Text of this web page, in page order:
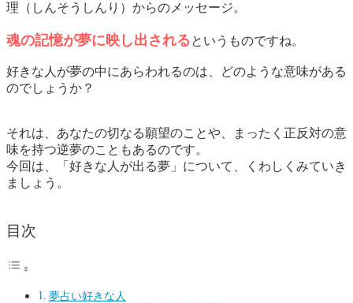
理（しんそうしんり）からのメッセージ。
魂の記憶が夢に映し出されるというものですね。
好きな人が夢の中にあらわれるのは、どのような意味がある
のでしょうか？
それは、あなたの切なる願望のことや、まったく正反対の意
味を持つ逆夢のこともあるのです。
今回は、「好きな人が出る夢」について、くわしくみていき
ましょう。
目次
夢占い好きな人